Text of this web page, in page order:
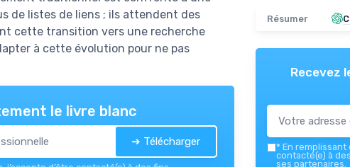
de listes de liens ; ils attendent des
cette transition vers une recherche
à cette évolution pour ne pas
le livre blanc
➔ Télécharger
Résumer
Recevez
* En remplissant
contacté(e) à
ses partenaires.